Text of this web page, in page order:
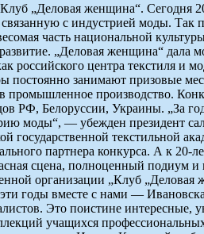
„Деловая женщина“.
с индустрией моды.
часть национальной
„Деловая женщина“
центра текстиля и
занимают призовые
промышленное производство.
РФ, Белоруссии, Украины. „За
моды“, — убежден президент
текстильной
партнера конкурса. А к
сцена, полноценный
организации „Клуб
вместе с нами —
Это поистине
учащихся